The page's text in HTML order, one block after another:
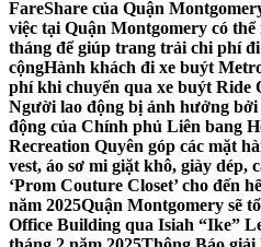
FareShare của Quận
việc tại Quận Montgomery có
tháng để giúp trang trải chi phí
cộngHành khách đi xe buýt
phí khi chuyển qua xe buýt Ride
Người lao động bị ảnh hưởng
động của Chính phủ Liên bang
Recreation Quyên góp các mặt
vest, áo sơ mi giặt khô, giày dép,
‘Prom Couture Closet’ cho đến
năm 2025Quận Montgomery sẽ
Office Building qua Isiah “Ike”